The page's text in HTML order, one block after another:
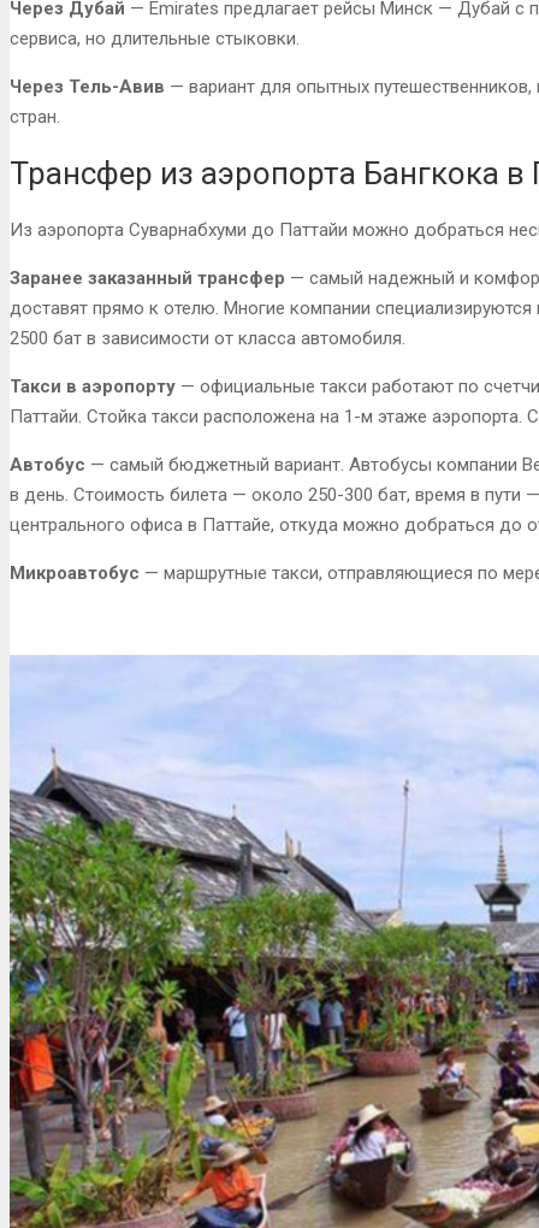
Через Дубай — Emirates предлагает рейсы Минск — Дубай с
сервиса, но длительные стыковки.
Через Тель-Авив — вариант для опытных
стран.
Трансфер из аэропорта Бангкока
Из аэропорта Суварнабхуми до Паттайи можно добраться
Заранее заказанный трансфер — самый надежный и
доставят прямо к отелю. Многие компании
2500 бат в зависимости от класса автомобиля.
Такси в аэропорту — официальные такси работают по
Паттайи. Стойка такси расположена на 1-м этаже аэропорта.
Автобус — самый бюджетный вариант. Автобусы компании
в день. Стоимость билета — около 250-300 бат, время в
центрального офиса в Паттайе, откуда можно добраться до
Микроавтобус — маршрутные такси, отправляющиеся по